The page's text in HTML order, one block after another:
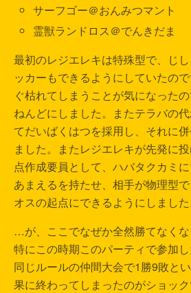
サーフゴー＠おんみつマント
霊獣ランドロス＠でんきだま
最初のレジエレキは特殊型で、じ
ッカーもできるようにしていたの
ぐ枯れてしまうことが気になった
ねんどにしました。またテラバの
てだいばくはつを採用し、それに
ました。またレジエレキが先発に
点作成要員として、ハバタクカミ
あまえるを持たせ、相手が物理型
オスの起点にできるようにしました
…が、ここでなぜか全然勝てなくな
特にこの時期このパーティで参加
同じルールの仲間大会で1勝9敗と
果に終わってしまったのがショッ